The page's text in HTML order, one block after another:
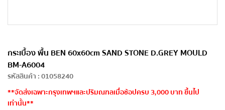
กระเบื้อง พื้น BEN 60x60cm SAND STONE D.GREY MOULD
BM-A6004
รหัสสินค้า :01058240
**จัดส่งเฉพาะกรุงเทพฯและปริมณฑลเมื่อช้อปครบ 3,000 บาท ขึ้นไป
เท่านั้น**